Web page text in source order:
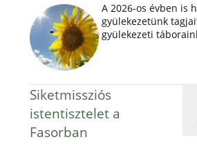
A 2026-os évben is
gyülekezetünk
gyülekezeti
Siketmissziós
istentisztelet a
Fasorban